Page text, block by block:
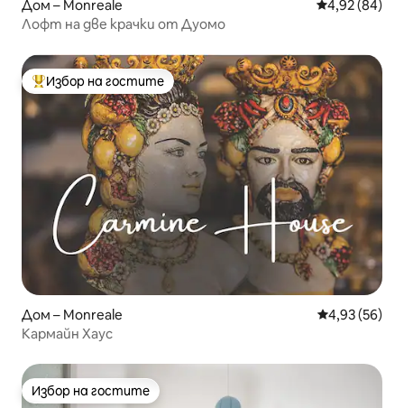
Дом – Monreale Средна
4,92 (84)
Лофт на две крачки от Дуомо
Най-популярен избор на гостите
Избор на гостите
Дом – Monreale Средна
4,93 (56)
Кармайн Хаус
Избор на гостите
Избор на гостите